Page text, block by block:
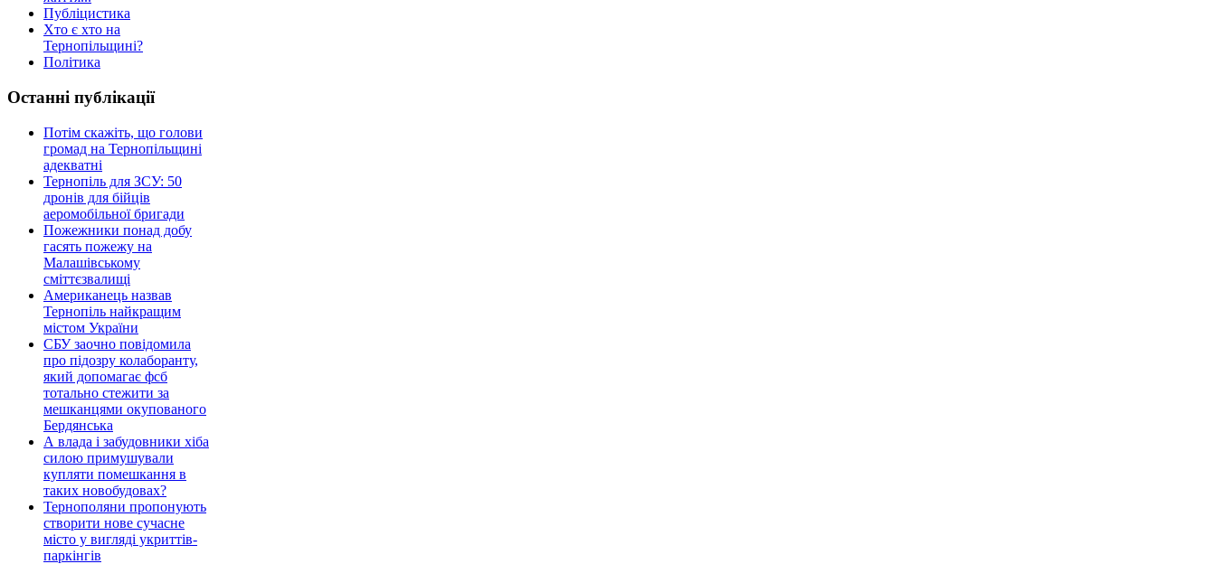
Публіцистика
Хто є хто на
Тернопільщині?
Політика
Останні публікації
Потім скажіть, що голови
громад на Тернопільщині
адекватні
Тернопіль для ЗСУ: 50
дронів для бійців
аеромобільної бригади
Пожежники понад добу
гасять пожежу на
Малашівському
сміттєзвалищі
Американець назвав
Тернопіль найкращим
містом України
СБУ заочно повідомила
про підозру колаборанту,
який допомагає фсб
тотально стежити за
мешканцями окупованого
Бердянська
А влада і забудовники хіба
силою примушували
купляти помешкання в
таких новобудовах?
Тернополяни пропонують
створити нове сучасне
місто у вигляді укриттів-
паркінгів